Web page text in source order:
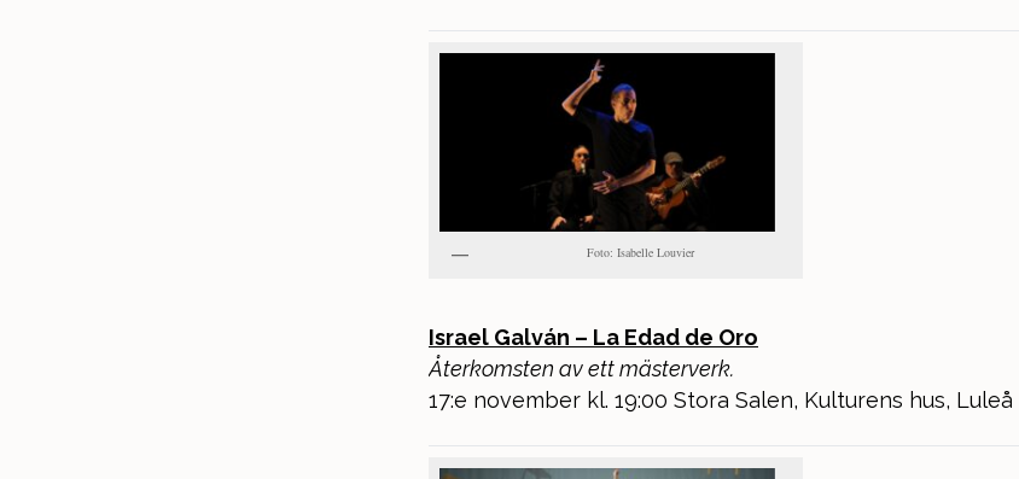
Foto: Isabelle Louvier
Israel Galván – La Edad de Oro
Återkomsten av ett mästerverk.
17:e november kl. 19:00 Stora Salen, Kulturens hus, Luleå